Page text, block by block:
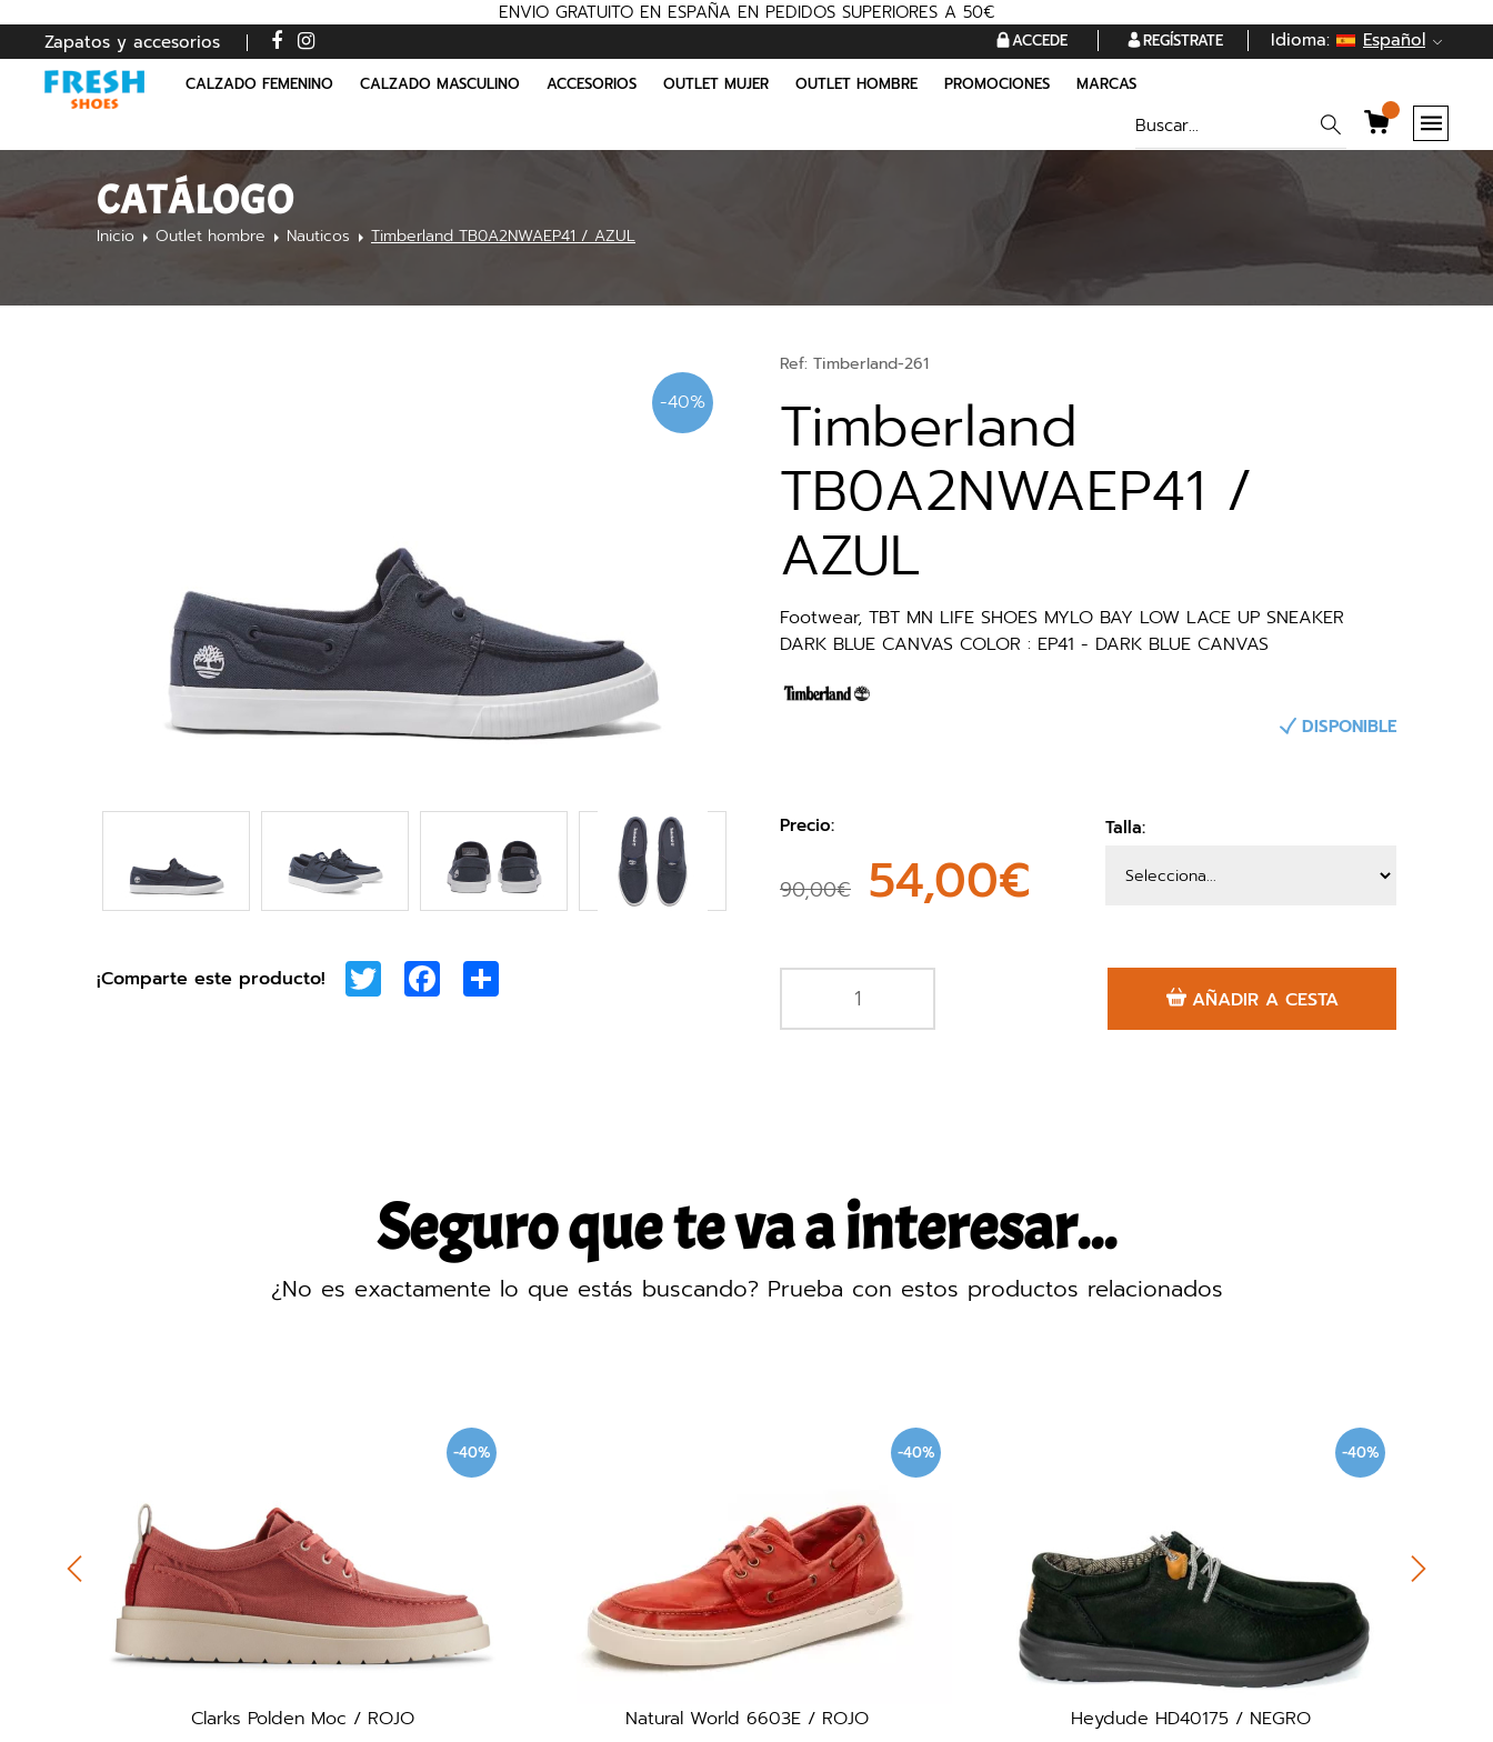
ENVIO GRATUITO EN ESPAÑA EN PEDIDOS SUPERIORES A 50€
Zapatos y accesorios
ACCEDE REGÍSTRATE Idioma: Español
CALZADO FEMENINO CALZADO MASCULINO ACCESORIOS OUTLET MUJER OUTLET HOMBRE PROMOCIONES MARCAS
CATÁLOGO
Inicio Outlet hombre Nauticos Timberland TB0A2NWAEP41 / AZUL
-40%
¡Comparte este producto! Twitter Facebook
Ref: Timberland-261
Timberland
TB0A2NWAEP41 /
AZUL
Footwear, TBT MN LIFE SHOES MYLO BAY LOW LACE UP SNEAKER
DARK BLUE CANVAS COLOR : EP41 - DARK BLUE CANVAS
DISPONIBLE
Precio:
90,00€ 54,00€
Talla:
AÑADIR A CESTA
Seguro que te va a interesar...
¿No es exactamente lo que estás buscando? Prueba con estos productos relacionados
-40%
Clarks Polden Moc / ROJO
-40%
Natural World 6603E / ROJO
-40%
Heydude HD40175 / NEGRO